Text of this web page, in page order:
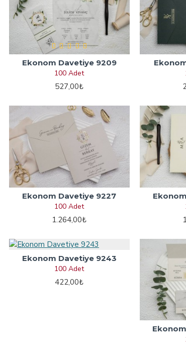
Ekonom Davetiye 9209
100 Adet
527,00₺
Ekonom Davetiye 9227
100 Adet
1.264,00₺
Ekonom Davetiye 9243
100 Adet
422,00₺